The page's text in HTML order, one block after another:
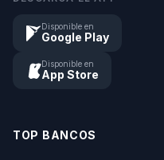
Disponible en
Google Play
Disponible en
App Store
TOP BANCOS